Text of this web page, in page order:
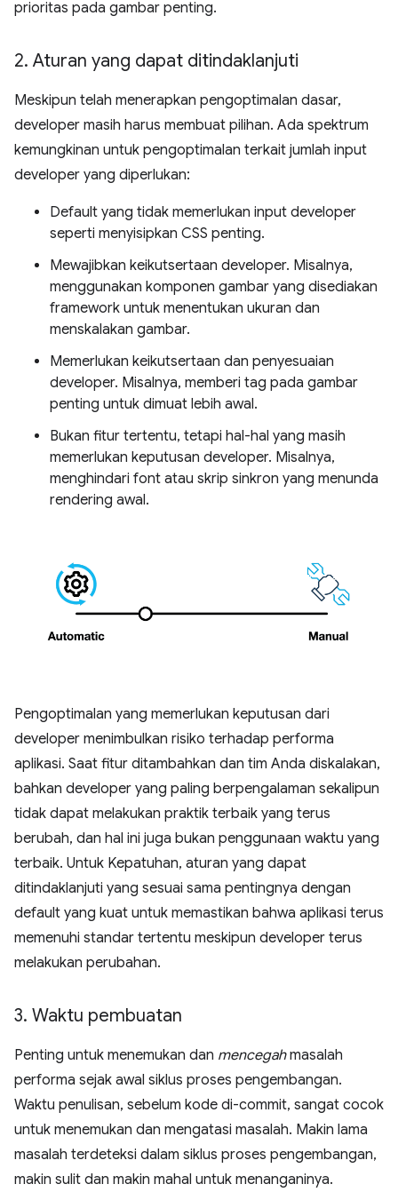
prioritas pada gambar penting.
2. Aturan yang dapat ditindaklanjuti
Meskipun telah menerapkan pengoptimalan dasar,
developer masih harus membuat pilihan. Ada spektrum
kemungkinan untuk pengoptimalan terkait jumlah input
developer yang diperlukan:
Default yang tidak memerlukan input developer
seperti menyisipkan CSS penting.
Mewajibkan keikutsertaan developer. Misalnya,
menggunakan komponen gambar yang disediakan
framework untuk menentukan ukuran dan
menskalakan gambar.
Memerlukan keikutsertaan dan penyesuaian
developer. Misalnya, memberi tag pada gambar
penting untuk dimuat lebih awal.
Bukan fitur tertentu, tetapi hal-hal yang masih
memerlukan keputusan developer. Misalnya,
menghindari font atau skrip sinkron yang menunda
rendering awal.
Pengoptimalan yang memerlukan keputusan dari
developer menimbulkan risiko terhadap performa
aplikasi. Saat fitur ditambahkan dan tim Anda diskalakan,
bahkan developer yang paling berpengalaman sekalipun
tidak dapat melakukan praktik terbaik yang terus
berubah, dan hal ini juga bukan penggunaan waktu yang
terbaik. Untuk Kepatuhan, aturan yang dapat
ditindaklanjuti yang sesuai sama pentingnya dengan
default yang kuat untuk memastikan bahwa aplikasi terus
memenuhi standar tertentu meskipun developer terus
melakukan perubahan.
3. Waktu pembuatan
Penting untuk menemukan dan mencegahmasalah
performa sejak awal siklus proses pengembangan.
Waktu penulisan, sebelum kode di-commit, sangat cocok
untuk menemukan dan mengatasi masalah. Makin lama
masalah terdeteksi dalam siklus proses pengembangan,
makin sulit dan makin mahal untuk menanganinya.